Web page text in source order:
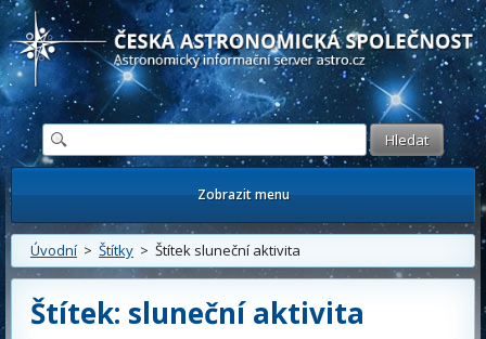
Česká astronomická společnost - Informační astronomický server
Zobrazit menu
Úvodní > Štítky > Štítek sluneční aktivita
Štítek: sluneční aktivita